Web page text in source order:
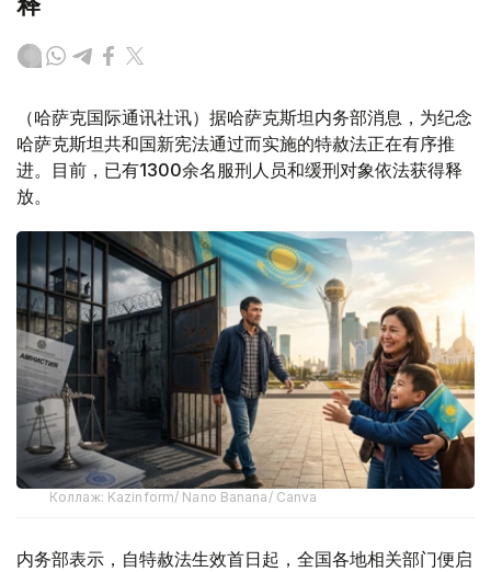
（哈萨克国际通讯社讯）据哈萨克斯坦内务部消息，为纪念
哈萨克斯坦共和国新宪法通过而实施的特赦法正在有序推
进。目前，已有1300余名服刑人员和缓刑对象依法获得释
放。
Коллаж: Kazinform/ Nano Banana/ Canva
内务部表示，自特赦法生效首日起，全国各地相关部门便启